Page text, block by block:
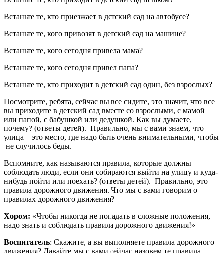
Встаньте те, кто приезжает в детский сад на автобусе?
Встаньте те, кого привозят в детский сад на машине?
Встаньте те, кого сегодня привела мама?
Встаньте те, кого сегодня привел папа?
Встаньте те, кто приходит в детский сад один, без взрослых?
Посмотрите, ребята, сейчас вы все сидите, это значит, что все
вы приходите в детский сад вместе со взрослыми, с мамой
или папой, с бабушкой или дедушкой. Как вы думаете,
почему? (ответы детей). Правильно, мы с вами знаем, что
улица – это место, где надо быть очень внимательными, чтобы
не случилось беды.
Вспомните, как называются правила, которые должны
соблюдать люди, если они собираются выйти на улицу и куда-
нибудь пойти или поехать? (ответы детей). Правильно, это —
правила дорожного движения. Что мы с вами говорим о
правилах дорожного движения?
Хором: «Чтобы никогда не попадать в сложные положения,
надо знать и соблюдать правила дорожного движения!»
Воспитатель: Скажите, а вы выполняете правила дорожного
движения? Давайте мы с вами сейчас назовем те правила,